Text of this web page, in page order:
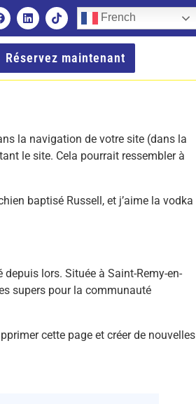
French
Réservez maintenant
la navigation de votre site (dans la
le site. Cela pourrait ressembler à
baptisé Russell, et j’aime la vodka
lors. Située à Saint-Remy-en-
supers pour la communauté
cette page et créer de nouvelles